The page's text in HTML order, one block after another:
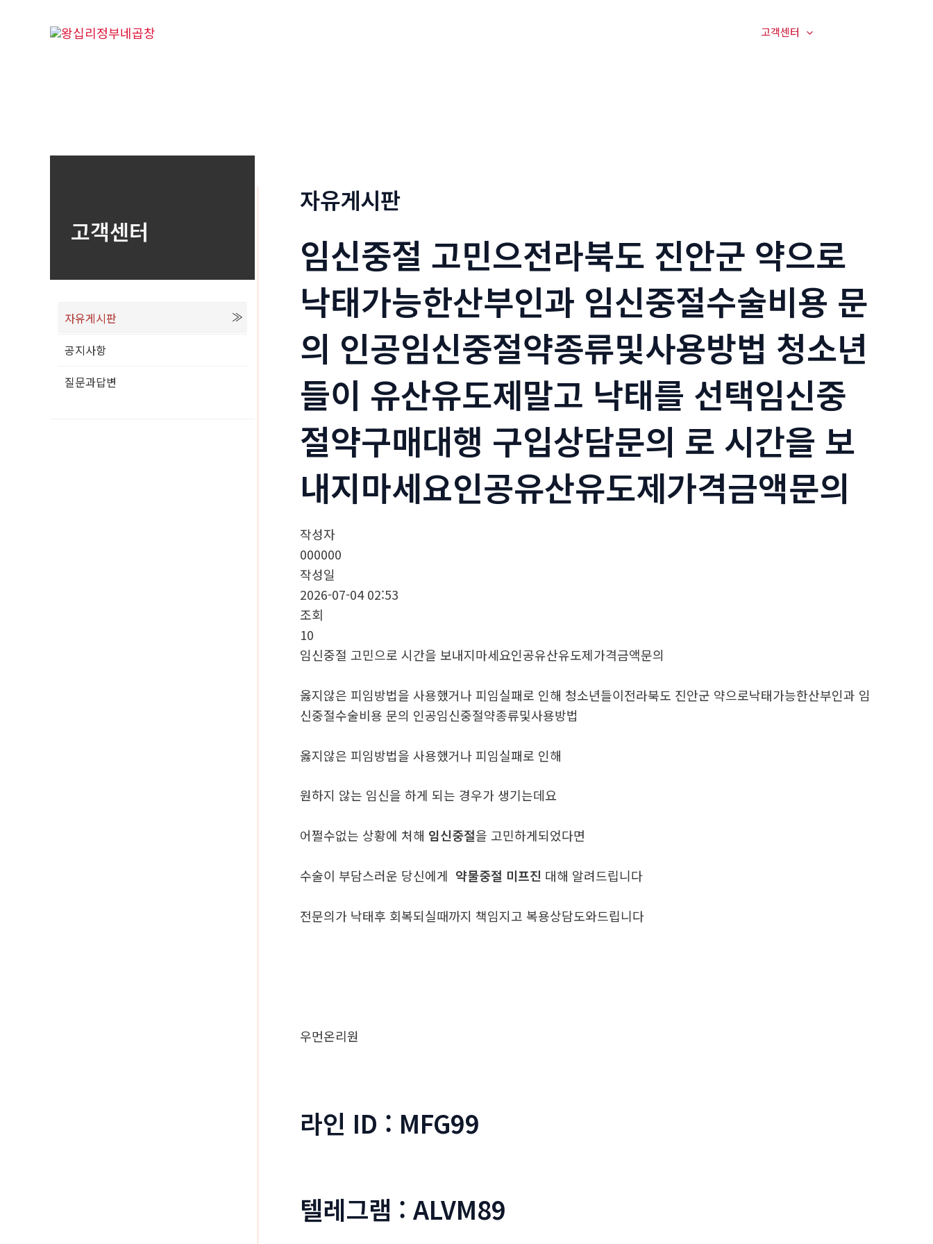
고객센터
고객센터
자유게시판
공지사항
질문과답변
자유게시판
임신중절 고민으전라북도 진안군 약으로
낙태가능한산부인과 임신중절수술비용 문
의 인공임신중절약종류및사용방법 청소년
들이 유산유도제말고 낙태를 선택임신중
절약구매대행 구입상담문의 로 시간을 보
내지마세요인공유산유도제가격금액문의
작성자
000000
작성일
2026-07-04 02:53
조회
10
임신중절 고민으로 시간을 보내지마세요인공유산유도제가격금액문의
옳지않은 피임방법을 사용했거나 피임실패로 인해 청소년들이전라북도 진안군 약으로낙태가능한산부인과 임
신중절수술비용 문의 인공임신중절약종류및사용방법
옳지않은 피임방법을 사용했거나 피임실패로 인해
원하지 않는 임신을 하게 되는 경우가 생기는데요
어쩔수없는 상황에 처해 임신중절을 고민하게되었다면
수술이 부담스러운 당신에게 약물중절 미프진 대해 알려드립니다
전문의가 낙태후 회복되실때까지 책임지고 복용상담도와드립니다
우먼온리원
라인 ID : MFG99
텔레그램 : ALVM89